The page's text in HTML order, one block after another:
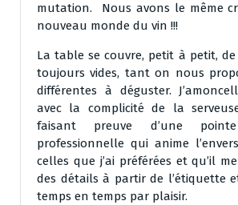
mutation. Nous avons le même
nouveau monde du vin !!!
La table se couvre, petit à petit,
toujours vides, tant on nous
différentes à déguster.
avec la complicité de la
faisant preuve d’une pointe
professionnelle qui anime
celles que j’ai préférées et qu’il
des détails à partir de l’étiquette
temps en temps par plaisir.